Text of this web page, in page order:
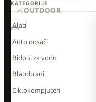
KATEGORIJE
Alati
Auto nosači
Bidoni za vodu
Blatobrani
Ciklokompjuteri
OUTDOOR